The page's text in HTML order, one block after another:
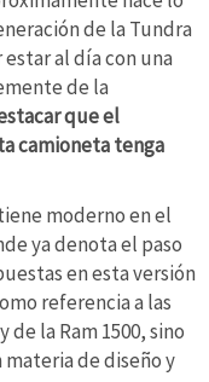
de la Tundra
al día con una
de la
que el
camioneta tenga
moderno en el
ya denota el paso
en esta versión
referencia a las
de la Ram 1500, sino
de diseño y